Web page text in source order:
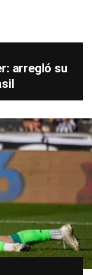
arregló su